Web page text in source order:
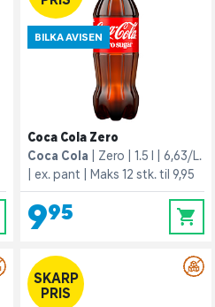
BILKA AVISEN
Coca Cola Zero
Coca Cola
Zero 1.5 l
6,63/L.
ex. pant
Maks 12 stk. til 9,95
9,95 0
SKARP
PRIS